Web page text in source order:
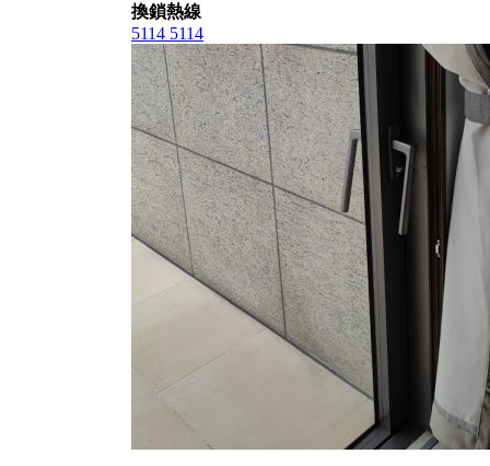
換鎖熱線
5114 5114